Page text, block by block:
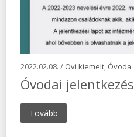
2022.02.08. / Ovi kiemelt, Óvoda
Óvodai jelentkezés
Tovább